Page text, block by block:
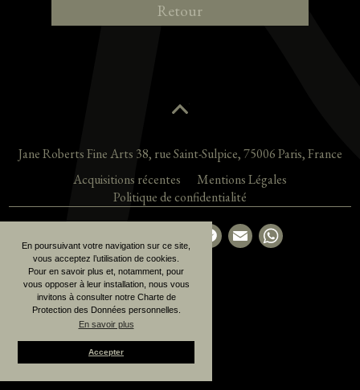
En poursuivant votre navigation sur ce site,
vous acceptez l’utilisation de cookies.
Pour en savoir plus et, notamment, pour
vous opposer à leur installation, nous vous
invitons à consulter notre Charte de
Protection des Données personnelles.
En savoir plus
Accepter
Retour
Jane Roberts Fine Arts 38, rue Saint-Sulpice,75006Paris,France
Acquisitions récentes
Mentions Légales
Politique de confidentialité